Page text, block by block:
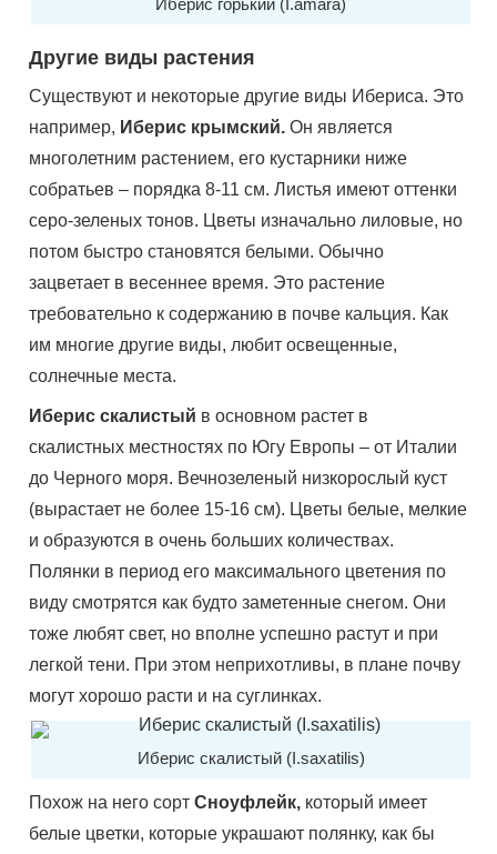
Иберис горький (I.amara)
Другие виды растения
Существуют и некоторые другие виды Ибериса. Это
например, Иберис крымский. Он является
многолетним растением, его кустарники ниже
собратьев – порядка 8-11 см. Листья имеют оттенки
серо-зеленых тонов. Цветы изначально лиловые, но
потом быстро становятся белыми. Обычно
зацветает в весеннее время. Это растение
требовательно к содержанию в почве кальция. Как
им многие другие виды, любит освещенные,
солнечные места.
Иберис скалистый в основном растет в
скалистных местностях по Югу Европы – от Италии
до Черного моря. Вечнозеленый низкорослый куст
(вырастает не более 15-16 см). Цветы белые, мелкие
и образуются в очень больших количествах.
Полянки в период его максимального цветения по
виду смотрятся как будто заметенные снегом. Они
тоже любят свет, но вполне успешно растут и при
легкой тени. При этом неприхотливы, в плане почву
могут хорошо расти и на суглинках.
Иберис скалистый (I.saxatilis)
Похож на него сортСноуфлейк, который имеет
белые цветки, которые украшают полянку, как бы